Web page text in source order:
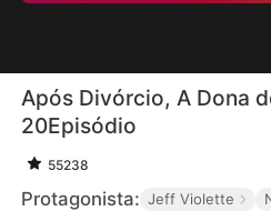
Após Divórcio, A Dona
20Episódio
55238
Protagonista: Jeff Violette